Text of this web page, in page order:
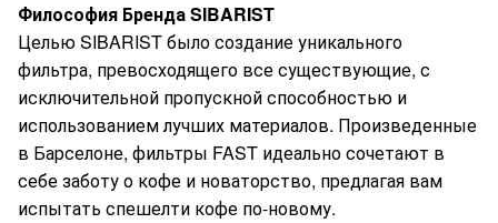
Философия Бренда SIBARIST
Целью SIBARIST было создание уникального
фильтра, превосходящего все существующие, с
исключительной пропускной способностью и
использованием лучших материалов. Произведенные
в Барселоне, фильтры FAST идеально сочетают в
себе заботу о кофе и новаторство, предлагая вам
испытать спешелти кофе по-новому.